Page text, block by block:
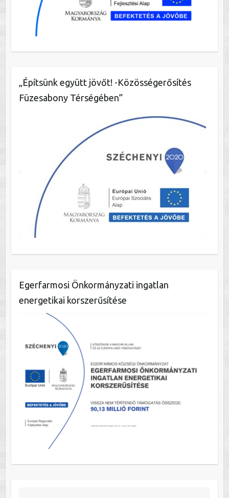
„Építsünk együtt jövőt! -Közösségerősítés
Füzesabony Térségében”
Egerfarmosi Önkormányzati ingatlan
energetikai korszerűsítése